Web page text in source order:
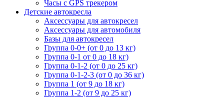
Часы с GPS трекером
Детские автокресла
Аксессуары для автокресел
Аксессуары для автомобиля
Базы для автокресел
Группа 0-0+ (от 0 до 13 кг)
Группа 0-1 от 0 до 18 кг)
Группа 0-1-2 (от 0 до 25 кг)
Группа 0-1-2-3 (от 0 до 36 кг)
Группа 1 (от 9 до 18 кг)
Группа 1-2 (от 9 до 25 кг)